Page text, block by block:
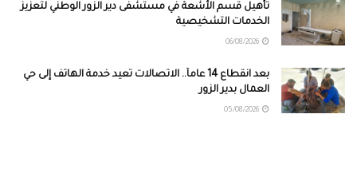
تأهيل قسم الأشعة في مستشفى دير الزور الوطني لتعزيز
الخدمات التشخيصية
بعد انقطاع 14 عاماً.. الاتصالات تعيد خدمة الهاتف إلى حي
العمال بدير الزور